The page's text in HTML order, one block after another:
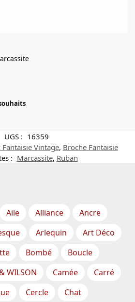
UGS : 16359
Vintage, Broche Fantaisie
: Marcassite, Ruban
Aile Alliance
Ancre
Arlequin
Art Déco
Bombé
Boucle
WILSON Camée
Carré
Cercle
Chat